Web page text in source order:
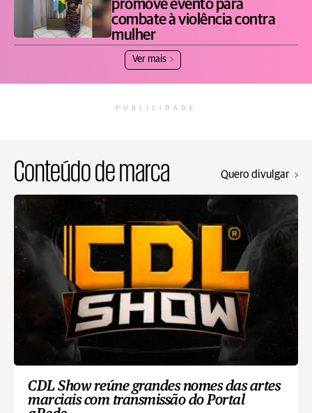
promove evento para
combate à violência contra
mulher
Ver mais
PUBLICIDADE
Conteúdo de marca Quero divulgar
CDL Show reúne grandes nomes das artes
marciais com transmissão do Portal